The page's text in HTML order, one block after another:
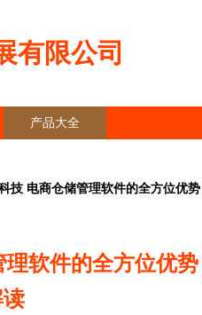
有限公司
产品大全
技 电商仓储管理软件的全方位优势
软件的全方位优势